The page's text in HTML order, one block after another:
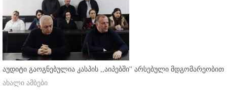
აუდიტი გაოგნებულია კასპის ,,აიპებში'' არსებული მდგომარეობით
ახალი ამბები